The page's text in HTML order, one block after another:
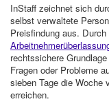
InStaff zeichnet sich
selbst verwaltete
Preisfindung aus.
rechtssichere
Fragen oder Probleme
sieben Tage die Woche
erreichen.